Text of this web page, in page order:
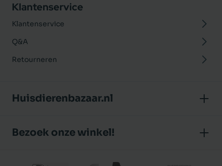
Klantenservice
Klantenservice
Q&A
Retourneren
Huisdierenbazaar.nl
Bezoek onze winkel!